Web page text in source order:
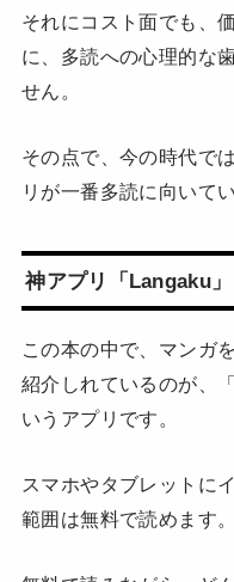
それにコスト面でも、
に、多読への心理的な
せん。
その点で、今の時代で
リが一番多読に向いて
神アプリ「Langaku」
この本の中で、マンガ
紹介しれているのが、「
いうアプリです。
スマホやタブレットに
範囲は無料で読めます。